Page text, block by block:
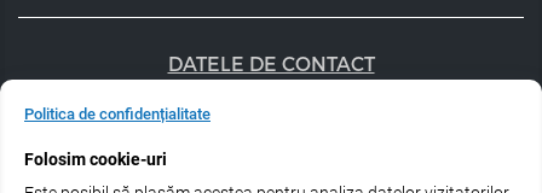
DATELE DE CONTACT
+40 747 056 359
Politica de confidențialitate
Folosim cookie-uri